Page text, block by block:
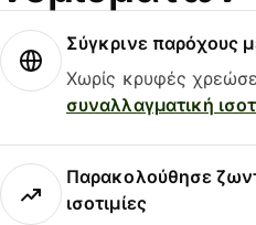
Σύγκρινε παρόχους
Χωρίς κρυφές
συναλλαγματική
Παρακολούθησε
ισοτιμίες